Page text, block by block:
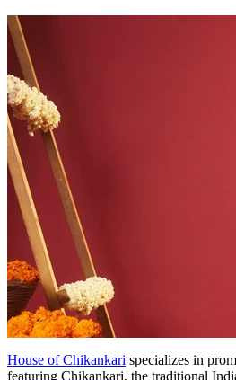
House of Chikankari specializes in
featuring Chikankari, the traditional